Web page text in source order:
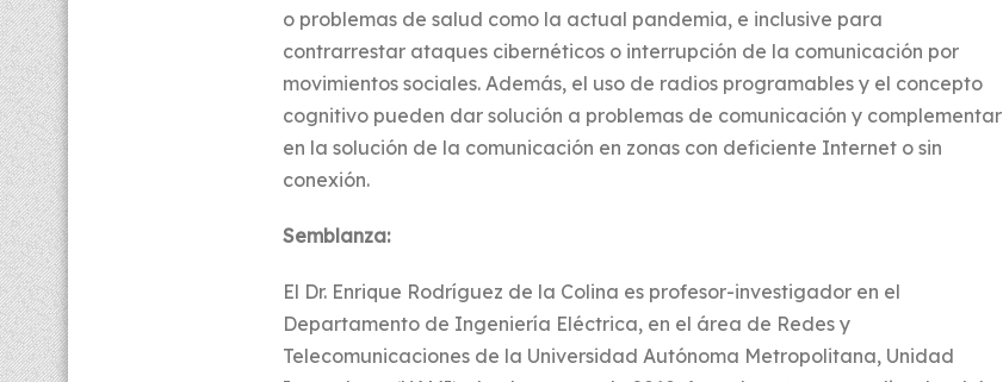
o problemas de salud como la actual pandemia, e inclusive para
contrarrestar ataques cibernéticos o interrupción de la comunicación por
movimientos sociales. Además, el uso de radios programables y el concepto
cognitivo pueden dar solución a problemas de comunicación y complementar
en la solución de la comunicación en zonas con deficiente Internet o sin
conexión.
Semblanza:
El Dr. Enrique Rodrí­guez de la Colina es profesor-investigador en el
Departamento de Ingenierí­a Eléctrica, en el área de Redes y
Telecomunicaciones de la Universidad Autónoma Metropolitana, Unidad